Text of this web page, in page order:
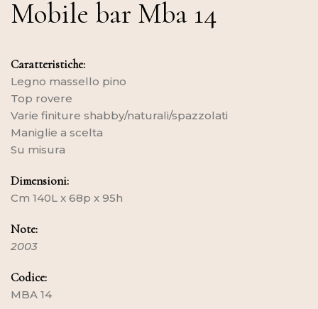
Mobile bar Mba 14
Caratteristiche:
Legno massello pino
Top rovere
Varie finiture shabby/naturali/spazzolati
Maniglie a scelta
Su misura
Dimensioni:
Cm 140L x 68p x 95h
Note:
2003
Codice:
MBA 14